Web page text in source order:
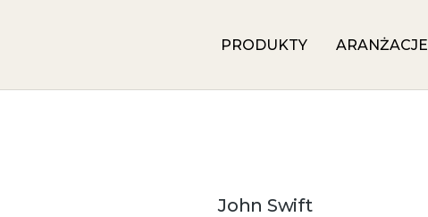
PRODUKTY ARANŻACJE
John Swift